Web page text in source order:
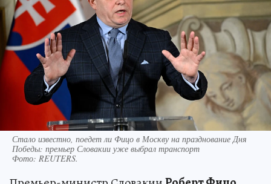
Стало известно, поедет ли Фицо в Москву на празднование Дня
Победы: премьер Словакии уже выбрал транспорт
Фото: REUTERS.